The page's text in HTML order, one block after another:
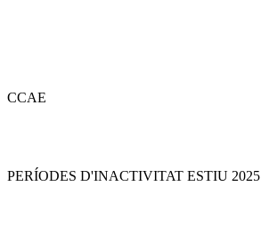
CCAE
PERÍODES D'INACTIVITAT ESTIU 2025